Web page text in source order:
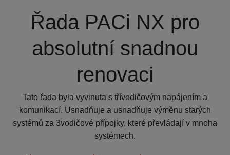
Řada PACi NX pro
absolutní snadnou
renovaci
Tato řada byla vyvinuta s třívodičovým napájením a
komunikací. Usnadňuje a usnadňuje výměnu starých
systémů za 3vodičové přípojky, které převládají v mnoha
systémech.